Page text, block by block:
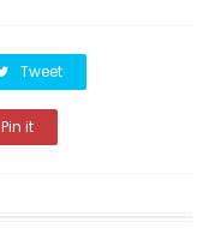
Tweet
Pin it